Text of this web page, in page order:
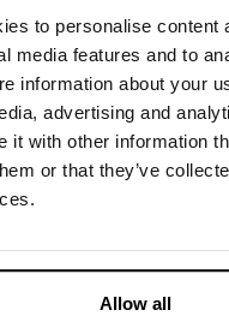
to personalise content
media features and to
information about your
advertising and
it with other information
or that they’ve
Allow all